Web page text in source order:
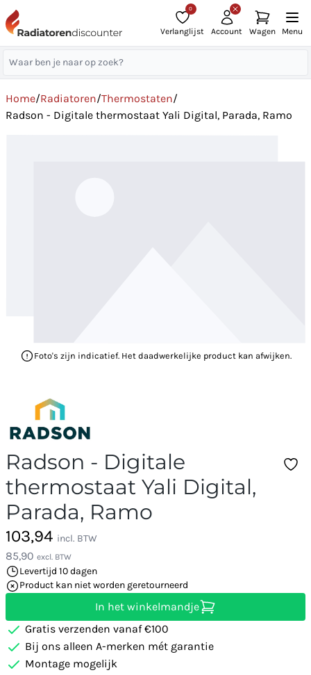
0
Verlanglijst Account Wagen Menu
Home/Radiatoren/Thermostaten/
Radson - Digitale thermostaat Yali Digital, Parada, Ramo
Foto's zijn indicatief. Het daadwerkelijke product kan afwijken.
Radson - Digitale
thermostaat Yali Digital,
Parada, Ramo
103,94 incl. BTW
85,90 excl. BTW
Levertijd 10 dagen
Product kan niet worden geretourneerd
In het winkelmandje
Gratis verzenden vanaf €100
Bij ons alleen A-merken mét garantie
Montage mogelijk